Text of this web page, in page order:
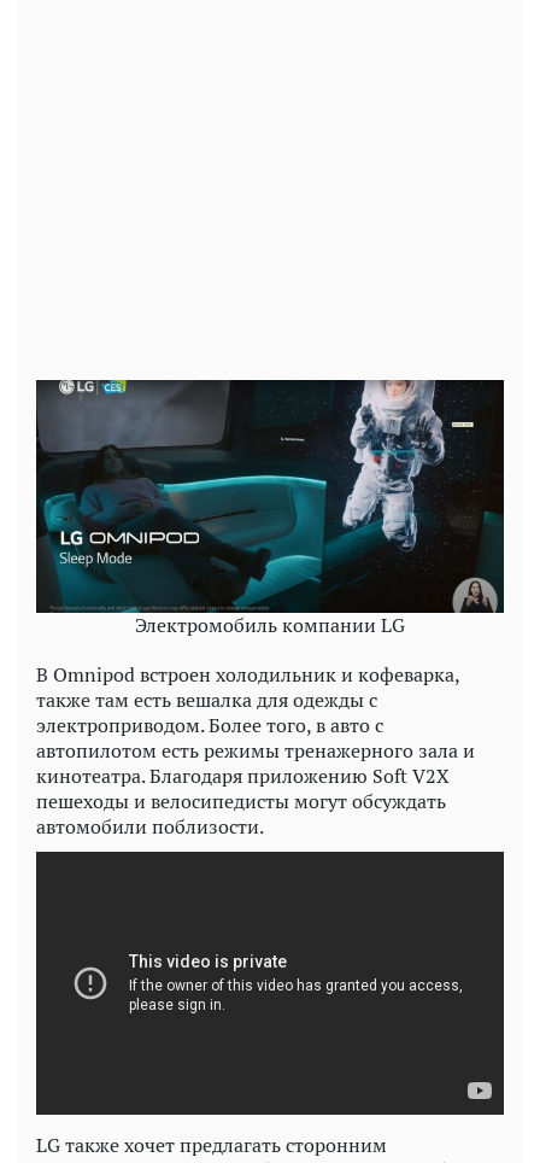
Электромобиль компании LG
В Omnipod встроен холодильник и кофеварка,
также там есть вешалка для одежды с
электроприводом. Более того, в авто с
автопилотом есть режимы тренажерного зала и
кинотеатра. Благодаря приложению Soft V2X
пешеходы и велосипедисты могут обсуждать
автомобили поблизости.
LG также хочет предлагать сторонним